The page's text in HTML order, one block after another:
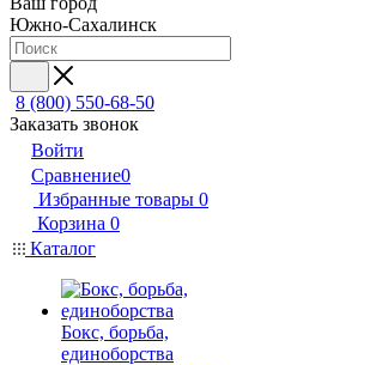
Южно-Сахалинск
8 (800) 550-68-50
Заказать звонок
Войти
Сравнение0
Избранные товары 0
Корзина 0
Каталог
Бокс, борьба,
единоборства